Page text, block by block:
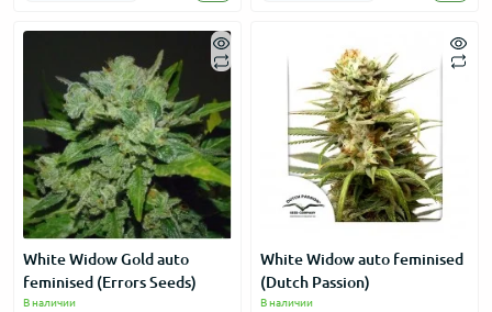
White Widow Gold auto
feminised (Errors Seeds)
В наличии
White Widow auto feminised
(Dutch Passion)
В наличии